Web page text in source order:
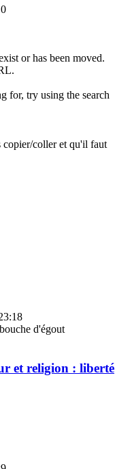
or has been moved.
for, try using the search
coller et qu'il faut
d'égout
et religion : liberté